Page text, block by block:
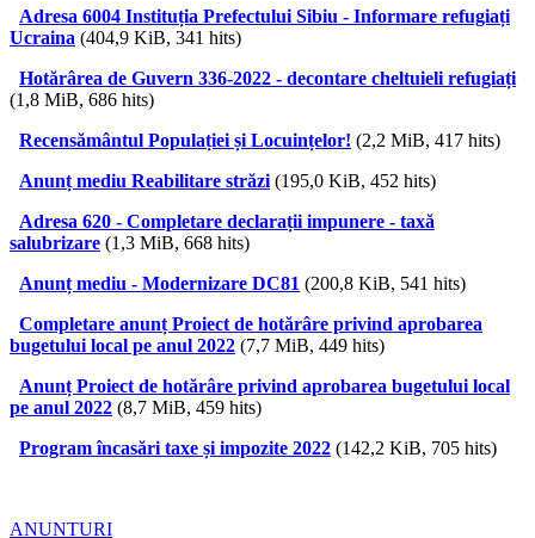
Adresa 6004 Instituția Prefectului Sibiu - Informare refugiați
Ucraina (404,9 KiB, 341 hits)
Hotărârea de Guvern 336-2022 - decontare cheltuieli refugiați
(1,8 MiB, 686 hits)
Recensământul Populației și Locuințelor! (2,2 MiB, 417 hits)
Anunț mediu Reabilitare străzi (195,0 KiB, 452 hits)
Adresa 620 - Completare declarații impunere - taxă
salubrizare (1,3 MiB, 668 hits)
Anunț mediu - Modernizare DC81 (200,8 KiB, 541 hits)
Completare anunț Proiect de hotărâre privind aprobarea
bugetului local pe anul 2022 (7,7 MiB, 449 hits)
Anunț Proiect de hotărâre privind aprobarea bugetului local
pe anul 2022 (8,7 MiB, 459 hits)
Program încasări taxe și impozite 2022 (142,2 KiB, 705 hits)
ANUNTURI